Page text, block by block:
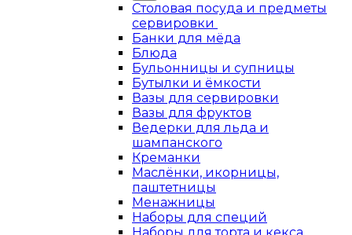
Столовая посуда и предметы
сервировки
Банки для мёда
Блюда
Бульонницы и супницы
Бутылки и ёмкости
Вазы для сервировки
Вазы для фруктов
Ведерки для льда и
шампанского
Креманки
Маслёнки, икорницы,
паштетницы
Менажницы
Наборы для специй